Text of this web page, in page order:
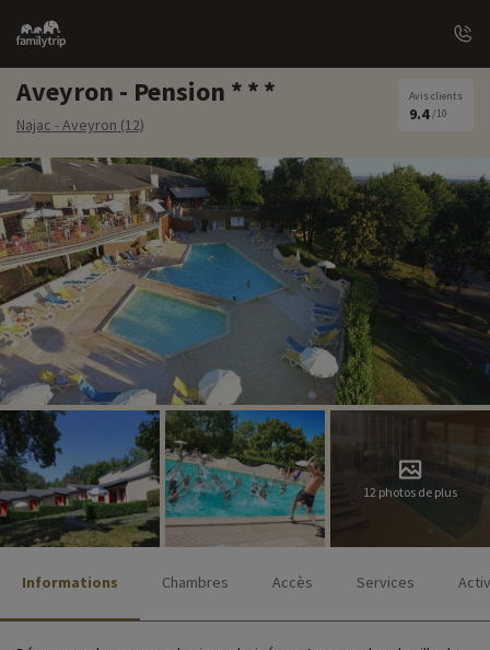
Family
trip
Aveyron - Pension
Najac - Aveyron (12)
Avis clients
9.4 /10
12 photos de plus
Informations Chambres Accès Services